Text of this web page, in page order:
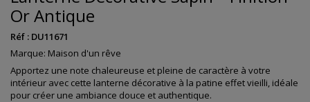
Or Antique
Réf : DU11671
Marque: Maison d'un rêve
Apportez une note chaleureuse et pleine de caractère à votre
intérieur avec cette lanterne décorative à la patine effet vieilli, idéale
pour créer une ambiance douce et authentique.